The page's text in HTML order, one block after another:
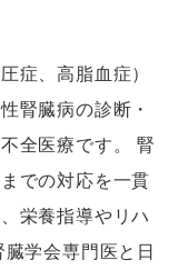
症、高脂血症）
腎臓病の診断・
全医療です。 腎
での対応を一貫
栄養指導やリハ
学会専門医と日